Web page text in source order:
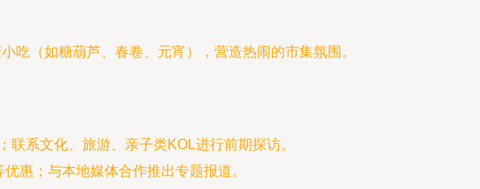
吃（如糖葫芦、春卷、元宵），营造热闹的市集氛围。
系文化、旅游、亲子类KOL进行前期探访。
惠；与本地媒体合作推出专题报道。